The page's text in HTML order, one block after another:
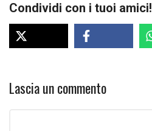
Condividi con i tuoi amici!
Lascia un commento